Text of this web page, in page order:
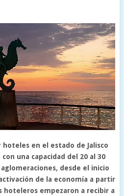
en el estado de Jalisco
una capacidad del 20 al 30
desde el inicio
de la economía a partir
hoteleros empezaron a recibir a